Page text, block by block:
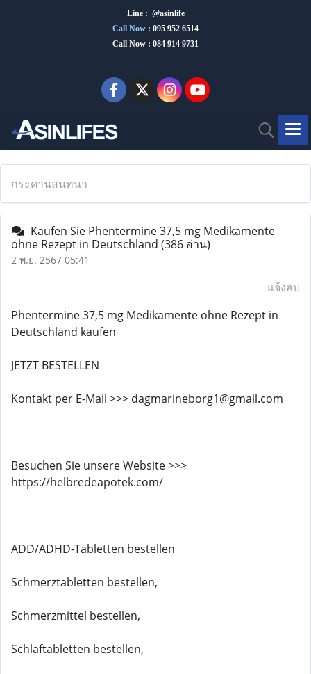
Line : @asinlife
Call Now : 095 952 6514
Call Now : 084 914 9731
กระดานสนทนา
Kaufen Sie Phentermine 37,5 mg Medikamente
ohne Rezept in Deutschland (386 อ่าน)
2 พ.ย. 2567 05:41
แจ้งลบ
Phentermine 37,5 mg Medikamente ohne Rezept in
Deutschland kaufen
JETZT BESTELLEN
Kontakt per E-Mail >>> dagmarineborg1@gmail.com
Besuchen Sie unsere Website >>>
https://helbredeapotek.com/
ADD/ADHD-Tabletten bestellen
Schmerztabletten bestellen,
Schmerzmittel bestellen,
Schlaftabletten bestellen,